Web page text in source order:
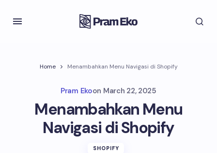
Home Menambahkan Menu Navigasi di Shopify
Pram Ekoon March 22, 2025
Menambahkan Menu
Navigasi di Shopify
SHOPIFY